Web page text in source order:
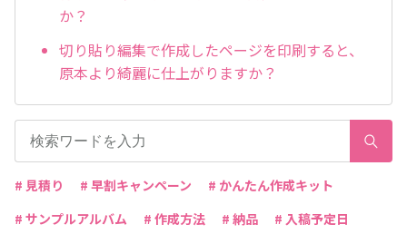
か？
切り貼り編集で作成したページを印刷すると、
原本より綺麗に仕上がりますか？
# 見積り # 早割キャンペーン
# かんたん作成キット
# サンプルアルバム
# 作成方法 # 納品 # 入稿予定日